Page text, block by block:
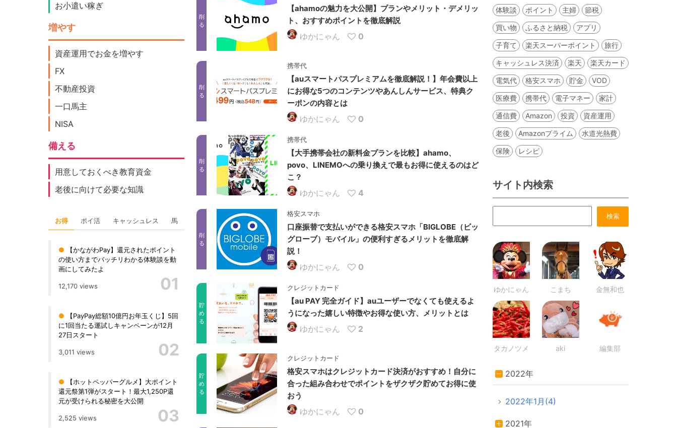
お小遣い稼ぎ
増やす
資産運用でお金を増やす
FX
不動産投資
一口馬主
NISA
備える
用意しておくべき教育資金
老後に向けて必要な知識
お得 ポイ活 キャッシュレス 馬
01
● 【かながわPay】還元されたポイント
の使い方までバッチリわかる体験談を動
画にしてみたよ
12,170 views
02
● 【PayPay総額10億円お年玉くじ】5回
に1回当たる運試しキャンペーンが12月
27日スタート
3,011 views
03
● 【ホットペッパーグルメ】大ポイント
還元祭第1弾がスタート！最大1,250P還
元が受けられる秘密を大公開
2,525 views
削
る
【ahamoの魅力を大公開】プランやメリット・デメリッ
ト、おすすめポイントを徹底解説
ゆかにゃん 0
削
る
携帯代
【auスマートパスプレミアムを徹底解説！】年会費以上
にお得な5つのコンテンツやあんしんサービス、特典ク
ーポンの内容とは
ゆかにゃん 0
削
る
携帯代
【大手携帯会社の新料金プランを比較】ahamo、
povo、LINEMOへの乗り換えで最もお得に使えるのはど
こ？
ゆかにゃん 4
削
る
格安スマホ
口座振替で支払いができる格安スマホ「BIGLOBE（ビッ
グローブ）モバイル」の便利すぎるメリットを徹底解
説！
ゆかにゃん 0
貯
め
る
クレジットカード
【au PAY 完全ガイド】auユーザーでなくても使えるよ
うになった嬉しい特徴やお得な使い方、メリットとは
ゆかにゃん 2
貯
め
る
クレジットカード
格安スマホはクレジットカード決済がおすすめ！自分に
合った組み合わせでポイントをザクザク貯めてお得に使
おう
ゆかにゃん 0
体験談 ポイント 主婦 節税
買い物 ふるさと納税 アプリ
子育て 楽天スーパーポイント 旅行
キャッシュレス決済 楽天 楽天カード
電気代 格安スマホ 貯金 VOD
医療費 携帯代 電子マネー 家計
通信費 Amazon 投資 資産運用
老後 Amazonプライム 水道光熱費
保険 レシピ
サイト内検索
ゆかにゃん こまち 金無和也
タカノツメ aki 編集部
2022年
2022年1月(4)
2021年